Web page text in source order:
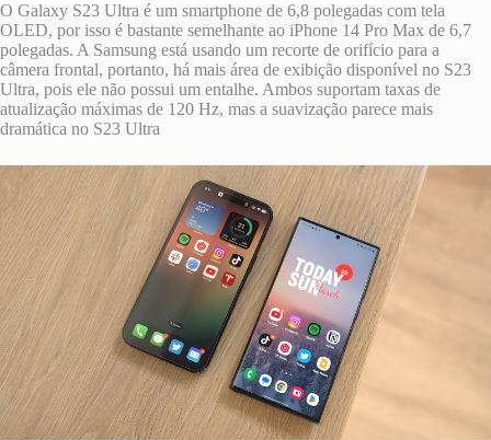
O Galaxy S23 Ultra é um smartphone de 6,8 polegadas com tela
OLED, por isso é bastante semelhante ao ‌iPhone 14 Pro‌ Max de 6,7
polegadas. A Samsung está usando um recorte de orifício para a
câmera frontal, portanto, há mais área de exibição disponível no S23
Ultra, pois ele não possui um entalhe. Ambos suportam taxas de
atualização máximas de 120 Hz, mas a suavização parece mais
dramática no S23 Ultra